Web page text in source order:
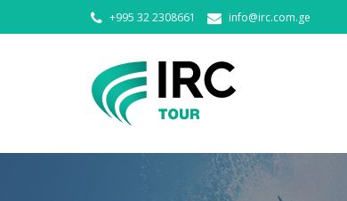
+995 32 2308661 info@irc.com.ge